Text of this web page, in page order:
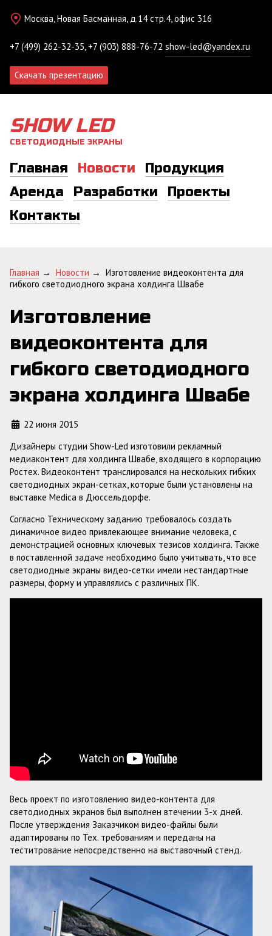
Москва, Новая Басманная, д.14 стр.4, офис 316
+7 (499) 262-32-35, +7 (903) 888-76-72 show-led@yandex.ru
Скачать презентацию
SHOW LED
СВЕТОДИОДНЫЕ ЭКРАНЫ
Главная Новости
Продукция
Аренда
Разработки
Проекты
Контакты
Главная → Новости → Изготовление видеоконтента для
гибкого светодиодного экрана холдинга Швабе
Изготовление
видеоконтента для
гибкого светодиодного
экрана холдинга Швабе
22 июня 2015
Дизайнеры студии Show-Led изготовили рекламный
медиаконтент для холдинга Швабе, входящего в корпорацию
Ростех. Видеоконтент транслировался на нескольких гибких
светодиодных экран-сетках, которые были установлены на
выставке Medica в Дюссельдорфе.
Согласно Техническому заданию требовалось создать
динамичное видео привлекающее внимание человека, с
демонстрацией основных ключевых тезисов холдинга. Также
в поставленной задаче необходимо было учитывать, что все
светодиодные экраны видео-сетки имели нестандартные
размеры, форму и управлялись с различных ПК.
Весь проект по изготовлению видео-контента для
светодиодных экранов был выполнен втечении 3-х дней.
После утверждения Заказчиком видео-файлы были
адаптированы по Тех. требованиям и переданы на
теститрование непосредственно на выставочный стенд.